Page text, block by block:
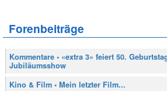
Forenbeiträge
Kommentare • «extra 3» feiert 50.
Jubiläumsshow
Kino & Film • Mein letzter Film...